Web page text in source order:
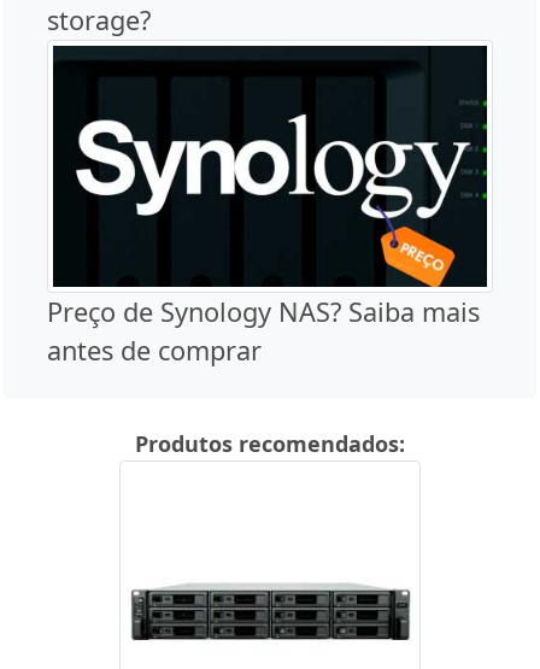
storage?
Preço de Synology NAS? Saiba mais
antes de comprar
Produtos recomendados: